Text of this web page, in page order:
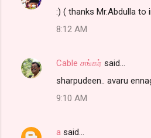
:) ( thanks Mr.Abdulla to
8:12 AM
Cable சங்கர் said…
sharpudeen.. avaru
9:10 AM
a said…